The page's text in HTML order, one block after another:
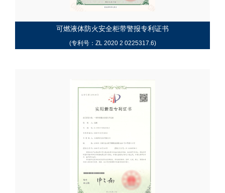
可燃液体防火安全柜带警报专利证书
(专利号：ZL 2020 2 0225317.6)